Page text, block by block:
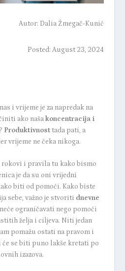
Autor: Dalia Žmegač-Kunić
Posted: August 23, 2024
i vrijeme je za napredak na
ako našakoncentracija i
Produktivnost tada pati, a
vrijeme ne čeka nikoga.
rokovi i pravila tu kako bismo
je da su oni vrijedni
biti od pomoći. Kako biste
sebe, važno je stvoriti dnevne
ograničavati nego pomoći
želja i ciljeva. Niti jedan
pomažu ostati na pravom i
se biti puno lakše kretati po
izazova.